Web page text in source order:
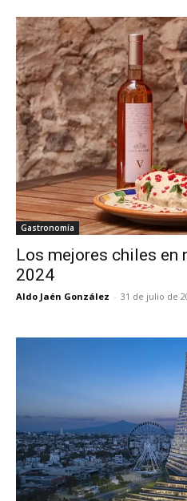
Gastronomía
Los mejores chiles en
2024
Aldo Jaén González - 31 de julio de